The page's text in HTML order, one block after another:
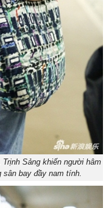
Sảng khiến người hâm
bay đầy nam tính.